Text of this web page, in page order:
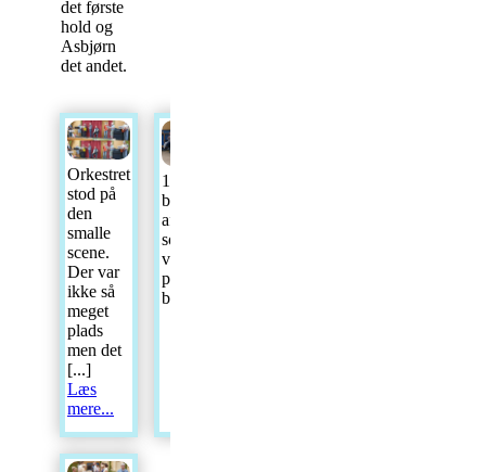
det første
hold og
Asbjørn
det andet.
Orkestret
stod på
den
smalle
scene.
Der var
ikke så
meget
plads
men det
[...]
Læs
mere...
1. af 2
billeder
af hold 1
som
ventede
på at
begynde.